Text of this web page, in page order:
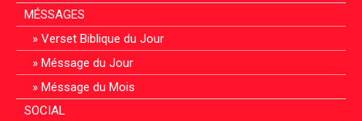
MÉSSAGES
Verset Biblique du Jour
Méssage du Jour
Méssage du Mois
SOCIAL